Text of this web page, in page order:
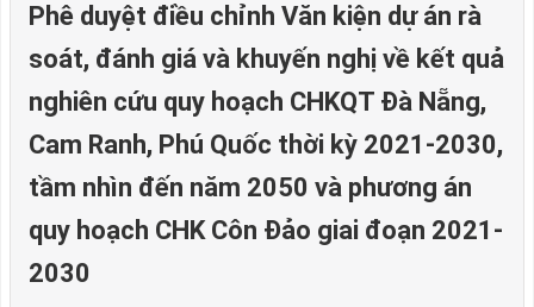
Phê duyệt điều chỉnh Văn kiện dự án rà
soát, đánh giá và khuyến nghị về kết quả
nghiên cứu quy hoạch CHKQT Đà Nẵng,
Cam Ranh, Phú Quốc thời kỳ 2021-2030,
tầm nhìn đến năm 2050 và phương án
quy hoạch CHK Côn Đảo giai đoạn 2021-
2030